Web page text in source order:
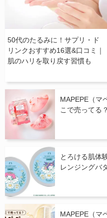
50代のたるみに！サプリ・ド
リンクおすすめ16選&口コミ｜
肌のハリを取り戻す習慣も
MAPEPE（マ
こで売ってる
とろける肌体
レンジングバ
MAPEPE（マ